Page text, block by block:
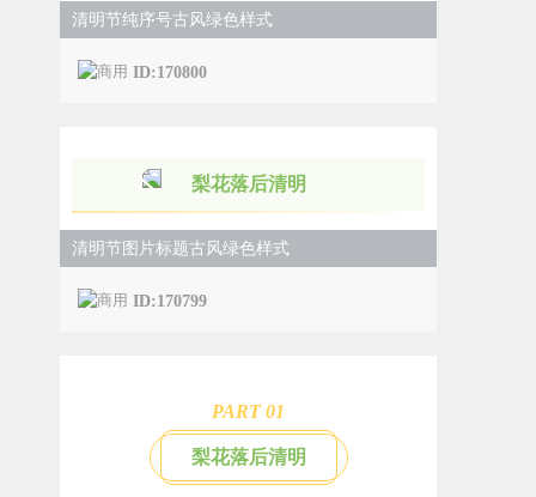
清明节纯序号古风绿色样式
ID:170800
梨花落后清明
清明节图片标题古风绿色样式
ID:170799
PART 01
梨花落后清明